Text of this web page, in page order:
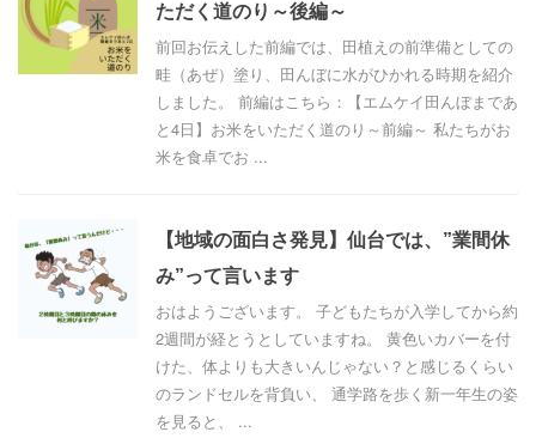
ただく道のり～後編～
前回お伝えした前編では、田植えの前準備としての
畦（あぜ）塗り、田んぼに水がひかれる時期を紹介
しました。 前編はこちら：【エムケイ田んぼまであ
と4日】お米をいただく道のり～前編～ 私たちがお
米を食卓でお ...
【地域の面白さ発見】仙台では、”業間休
み”って言います
おはようございます。 子どもたちが入学してから約
2週間が経とうとしていますね。 黄色いカバーを付
けた、体よりも大きいんじゃない？と感じるくらい
のランドセルを背負い、 通学路を歩く新一年生の姿
を見ると、 ...